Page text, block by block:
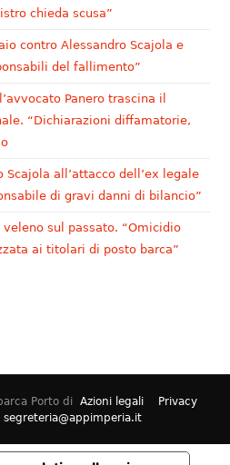
chieda scusa”
contro Alessandro Scajola e
del fallimento”
Panero trascina il
“Dichiarazioni diffamatorie,
Scajola all’attacco dell’ex legale
di gravi danni di bilancio”
sul passato. “Omicidio
ai titolari di posto barca”
Azioni legali Privacy
Porto di
segreteria@appimperia.it